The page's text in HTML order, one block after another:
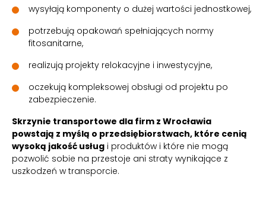
wysyłają komponenty o dużej wartości jednostkowej,
potrzebują opakowań spełniających normy
fitosanitarne,
realizują projekty relokacyjne i inwestycyjne,
oczekują kompleksowej obsługi od projektu po
zabezpieczenie.
Skrzynie transportowe dla firm z Wrocławia
powstają z myślą o przedsiębiorstwach, które cenią
wysoką jakość usług i produktów i które nie mogą
pozwolić sobie na przestoje ani straty wynikające z
uszkodzeń w transporcie.